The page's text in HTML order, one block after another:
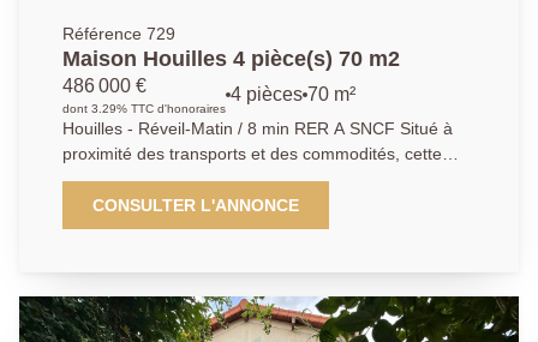
Référence 729
Maison Houilles 4 pièce(s) 70 m2
486 000 €
dont 3.29% TTC d'honoraires
4 pièces 70 m²
Houilles - Réveil-Matin / 8 min RER A SNCF Situé à
proximité des transports et des commodités, cette
maison implantée sur une parcelle de terrain de
224m2 avec garage et dépendance ce compose de la
manière suivante : entrée donnant sur un lumineux
l'étage, palier desservant 2 grandes chambres avec
leur salle d'eau et salle de bains privative. Un bureau
CONSULTER L'ANNONCE